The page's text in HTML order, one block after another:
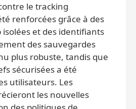
le tracking
renforcées grâce à des
isolées et des identifiants
des sauvegardes
plus robuste, tandis que
sécurisées a été
utilisateurs. Les
les nouvelles